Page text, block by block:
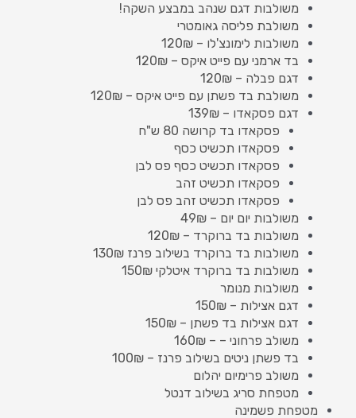
משולבות דגם שנהב במבצע השקה!
משולבת פליסה גאומטרי
משולבות לימונצ'לו – 120₪
בד ארמני עם פייט איקס – 120₪
דגם פבלה – 120₪
משולבת בד פשתן עם פייט איקס – 120₪
דגם פסקאדו – 139₪
פסקאדו בד קרושה 80 ש"ח
פסקאדו תכשיט כסף
פסקאדו תכשיט כסף פס לבן
פסקאדו תכשיט זהב
פסקאדו תכשיט זהב פס לבן
משולבות יום יום – 49₪
משולבות בד ברוקרד – 120₪
משולבות בד ברוקרד בשילוב פרנז 130₪
משולבות בד ברוקרד איטלקי 150₪
משולבות מנומר
דגם אצילות – 150₪
דגם אצילות בד פשתן – 150₪
משולב פרחוני – – 160₪
בד פשתן ניטים בשילוב פרנז – 100₪
משולב פרימיום יהלום
מטפחת סריג בשילוב דנטל
מטפחת פשמינה